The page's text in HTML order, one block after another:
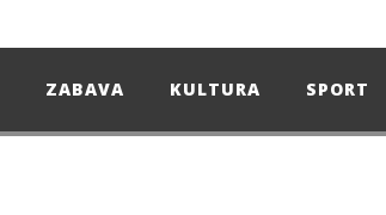
ZABAVA KULTURA SPORT